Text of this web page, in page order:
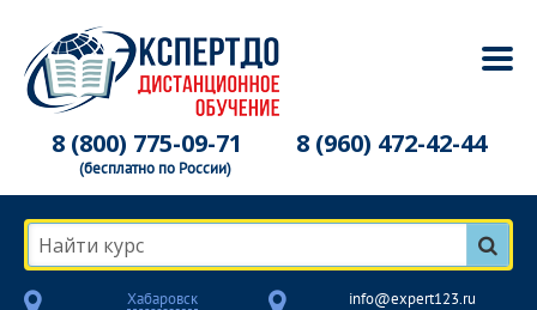
8 (800) 775-09-71
(бесплатно по России)
8 (960) 472-42-44
Найти курс
Хабаровск info@expert123.ru